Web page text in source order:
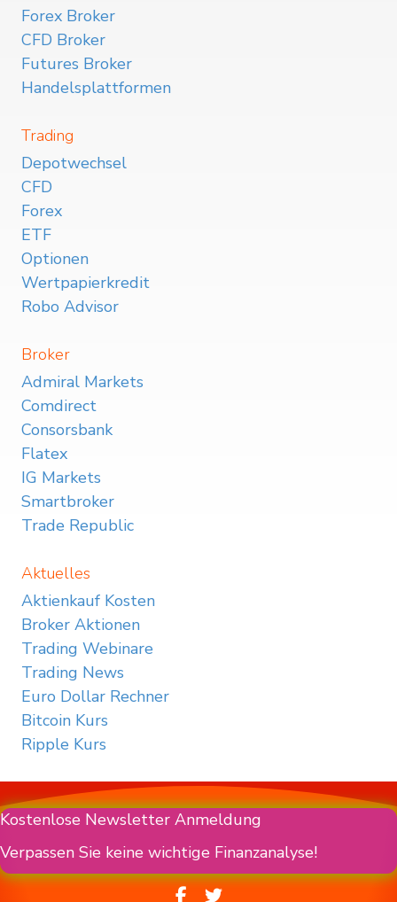
Forex Broker
CFD Broker
Futures Broker
Handelsplattformen
Trading
Depotwechsel
CFD
Forex
ETF
Optionen
Wertpapierkredit
Robo Advisor
Broker
Admiral Markets
Comdirect
Consorsbank
Flatex
IG Markets
Smartbroker
Trade Republic
Aktuelles
Aktienkauf Kosten
Broker Aktionen
Trading Webinare
Trading News
Euro Dollar Rechner
Bitcoin Kurs
Ripple Kurs
Kostenlose Newsletter Anmeldung
Verpassen Sie keine wichtige Finanzanalyse!